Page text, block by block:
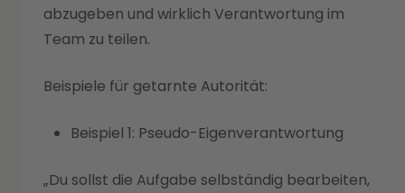
abzugeben und wirklich Verantwortung im
Team zu teilen.
Beispiele für getarnte Autorität:
Beispiel 1: Pseudo-Eigenverantwortung
„Du sollst die Aufgabe selbständig bearbeiten,